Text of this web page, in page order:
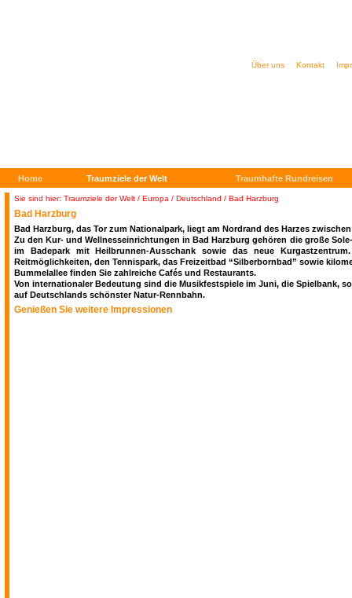
Sie sind hier: Traumziele der Welt / Europa / Deutschland / Bad Harzburg
Bad Harzburg
Bad Harzburg, das Tor zum Nationalpark, liegt am Nordrand des Harzes
Zu den Kur- und Wellnesseinrichtungen in Bad Harzburg gehören die große
im Badepark mit Heilbrunnen-Ausschank sowie das neue
Reitmöglichkeiten, den Tennispark, das Freizeitbad “Silberbornbad” sowie
Bummelallee finden Sie zahlreiche Cafés und Restaurants.
Von internationaler Bedeutung sind die Musikfestspiele im Juni, die Spielbank,
auf Deutschlands schönster Natur-Rennbahn.
Genießen Sie weitere Impressionen
Über uns Kontakt
Home Traumziele der Welt Traumhafte Rundreisen